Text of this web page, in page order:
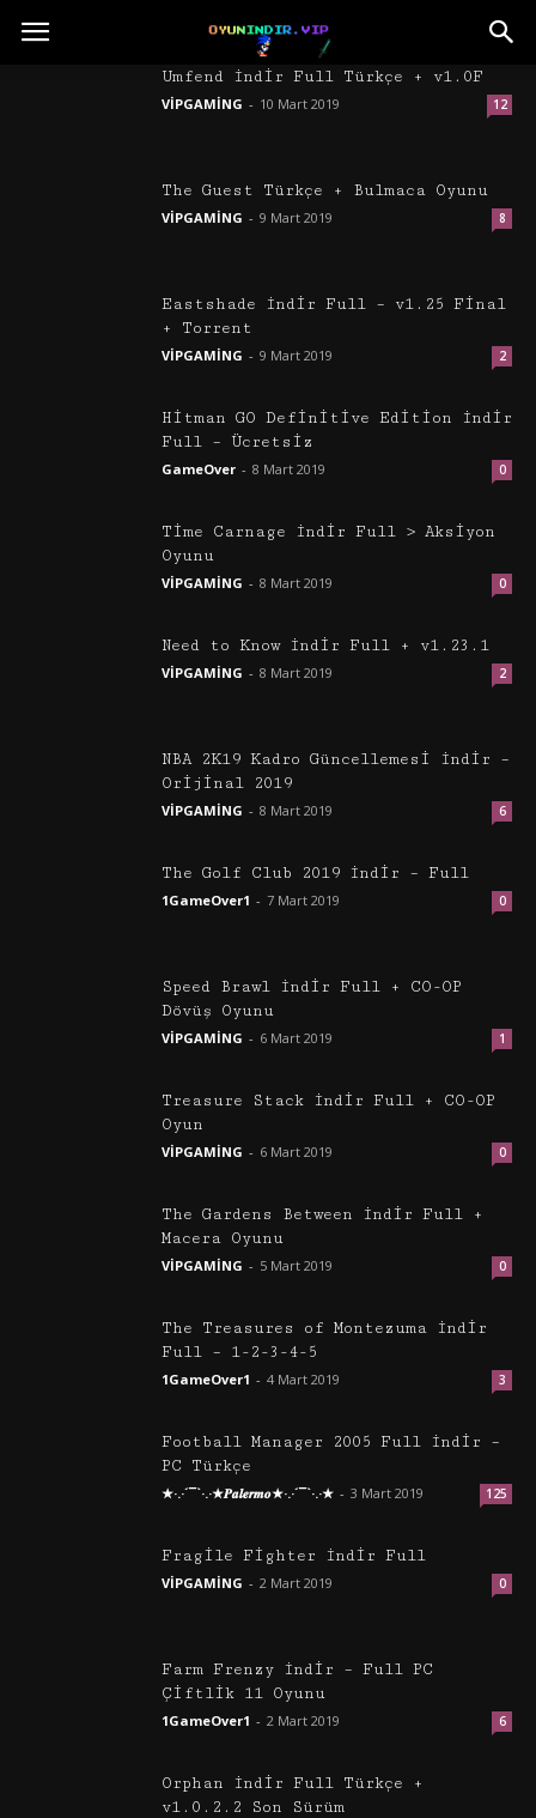
Umfend İndir Full Türkçe + v1.0F
VİPGAMİNG - 10 Mart 2019 12
The Guest Türkçe + Bulmaca Oyunu
VİPGAMİNG - 9 Mart 2019 8
Eastshade İndir Full – v1.25 Final
+ Torrent
VİPGAMİNG - 9 Mart 2019 2
Hitman GO Definitive Edition İndir
Full – Ücretsiz
GameOver - 8 Mart 2019 0
Time Carnage İndir Full > Aksiyon
Oyunu
VİPGAMİNG - 8 Mart 2019 0
Need to Know İndir Full + v1.23.1
VİPGAMİNG - 8 Mart 2019 2
NBA 2K19 Kadro Güncellemesi İndir –
Orijinal 2019
VİPGAMİNG - 8 Mart 2019 6
The Golf Club 2019 İndir – Full
1GameOver1 - 7 Mart 2019 0
Speed Brawl İndir Full + CO-OP
Dövüş Oyunu
VİPGAMİNG - 6 Mart 2019 1
Treasure Stack İndir Full + CO-OP
Oyun
VİPGAMİNG - 6 Mart 2019 0
The Gardens Between İndir Full +
Macera Oyunu
VİPGAMİNG - 5 Mart 2019 0
The Treasures of Montezuma İndir
Full – 1-2-3-4-5
1GameOver1 - 4 Mart 2019 3
Football Manager 2005 Full İndir –
PC Türkçe
★·.·´¯`·.·★𝑷𝒂𝒍𝒆𝒓𝒎𝒐★·.·´¯`·.·★ - 3 Mart 2019 125
Fragile Fighter İndir Full
VİPGAMİNG - 2 Mart 2019 0
Farm Frenzy İndir – Full PC
Çiftlik 11 Oyunu
1GameOver1 - 2 Mart 2019 6
Orphan İndir Full Türkçe +
v1.0.2.2 Son Sürüm